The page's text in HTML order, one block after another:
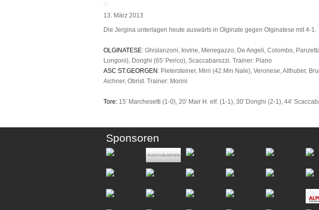
13. März 2013
Die Jergina unterlagen heute auswärts in Olginate gegen Olginatese mit 4-1.
OLGINATESE: Ghislanzoni, Iovine, Menegazzo, De Angeli, Colombo,
Longoni), Donghi (65′ Perico), Scaccabarozzi. Trainer: Piano
ASC ST.GEORGEN : Pietersteiner, Mirri (42.Min Nale), Veronese, Althuber,
Aichner, Obrist. Trainer: Morini
Tore: 15′ Marchesetti (1-0), 20′ Mair H. elf. (1-1), 30′ Donghi (2-1), 44′
Sponsoren